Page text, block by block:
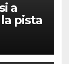
a
pista